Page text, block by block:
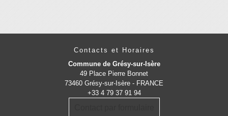
Contacts et Horaires
Commune de Grésy-sur-Isère
49 Place Pierre Bonnet
73460 Grésy-sur-Isère - FRANCE
+33 4 79 37 91 94